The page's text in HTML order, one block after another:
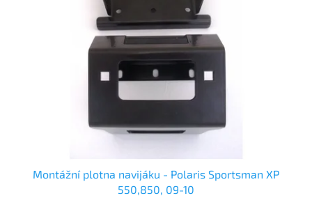
Montážní plotna navijáku - Polaris Sportsman XP
550,850, 09-10